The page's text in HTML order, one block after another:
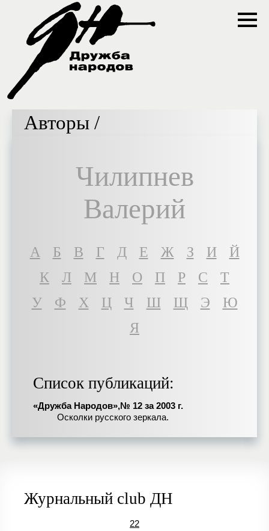
Авторы /
Чилипнев
Валерий
A Б В Г Д Е Ж З И
Й
К
Л М Н О П Р С
Т
У
Ф Х Ц Ч Ш Щ Э
Ю
Я
Список публикаций:
«Дружба Народов»,№ 12 за 2003 г.
Осколки русского зеркала.
Журнальный club ДН
22